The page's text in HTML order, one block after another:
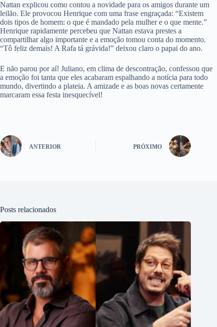
Nattan explicou como contou a novidade para os amigos durante um
leilão. Ele provocou Henrique com uma frase engraçada: “Existem
dois tipos de homem: o que é mandado pela mulher e o que mente.”
Henrique rapidamente percebeu que Nattan estava prestes a
compartilhar algo importante e a emoção tomou conta do momento.
“Tô feliz demais! A Rafa tá grávida!” deixou claro o papai do ano.
E não parou por aí! Juliano, em clima de descontração, confessou que
a emoção foi tanta que eles acabaram espalhando a notícia para todo
mundo, divertindo a plateia. A amizade e as boas novas certamente
marcaram essa festa inesquecível!
ANTERIOR PRÓXIMO
Posts relacionados